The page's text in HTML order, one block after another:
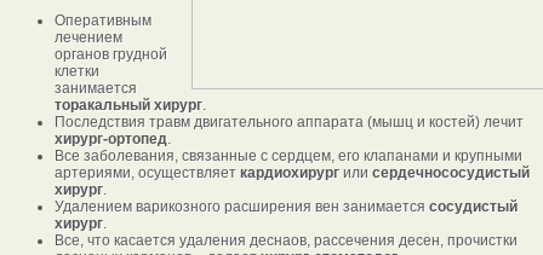
Оперативным
лечением
органов грудной
клетки
занимается
торакальный хирург.
Последствия травм двигательного аппарата (мышц и костей) лечит
хирург-ортопед.
Все заболевания, связанные с сердцем, его клапанами и крупными
артериями, осуществляет кардиохирург или сердечнососудистый
хирург.
Удалением варикозного расширения вен занимается сосудистый
хирург.
Все, что касается удаления деснаов, рассечения десен, прочистки